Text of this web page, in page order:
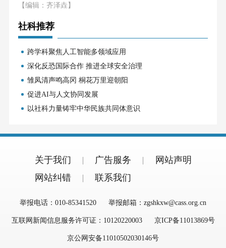
【编辑：齐泽垚】
社科推荐
跨学科聚焦人工智能多领域应用
深化反恐国际合作 推进全球安全治理
雏凤清声鸣高冈 桐花万里迎朝阳
促进AI与人文协同发展
以社科力量铸牢中华民族共同体意识
关于我们 广告服务
网站声明
网站纠错
联系我们
举报电话：010-85341520 举报邮箱：zgshkxw@cass.org.cn
互联网新闻信息服务许可证：10120220003 京ICP备11013869号
京公网安备11010502030146号